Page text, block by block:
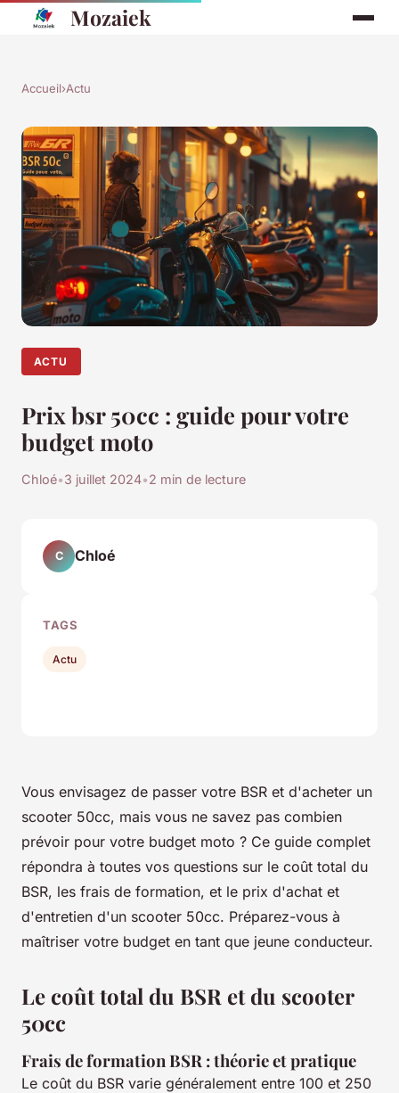
Mozaiek
Accueil›Actu
ACTU
Prix bsr 50cc : guide pour votre
budget moto
Chloé•3 juillet 2024•2 min de lecture
Vous envisagez de passer votre BSR et d'acheter un
scooter 50cc, mais vous ne savez pas combien
prévoir pour votre budget moto ? Ce guide complet
répondra à toutes vos questions sur le coût total du
BSR, les frais de formation, et le prix d'achat et
d'entretien d'un scooter 50cc. Préparez-vous à
maîtriser votre budget en tant que jeune conducteur.
Le coût total du BSR et du scooter
50cc
Frais de formation BSR : théorie et pratique
Le coût du BSR varie généralement entre 100 et 250
C Chloé
TAGS
Actu